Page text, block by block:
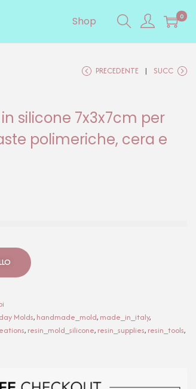
Shop 0
PRECEDENTE SUCC
silicone 7x3x7cm per
polimeriche, cera e
Molds, handmade_mold, made_in_italy,
, resin_mold_silicone, resin_supplies, resin_tools,